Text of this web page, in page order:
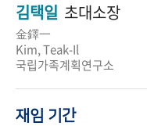
김택일 초대소장
金鐸一
Kim, Teak-Il
국립가족계획연구소
재임 기간